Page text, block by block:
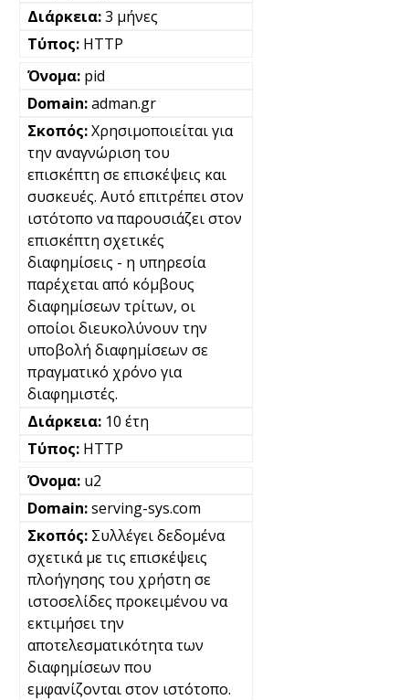
3 μήνες
HTTP
pid
adman.gr
Χρησιμοποιείται για
την αναγνώριση του
επισκέπτη σε επισκέψεις και
συσκευές. Αυτό επιτρέπει στον
ιστότοπο να παρουσιάζει στον
επισκέπτη σχετικές
διαφημίσεις - η υπηρεσία
παρέχεται από κόμβους
διαφημίσεων τρίτων, οι
οποίοι διευκολύνουν την
υποβολή διαφημίσεων σε
πραγματικό χρόνο για
διαφημιστές.
10 έτη
HTTP
u2
serving-sys.com
Συλλέγει δεδομένα
σχετικά με τις επισκέψεις
πλοήγησης του χρήστη σε
ιστοσελίδες προκειμένου να
εκτιμήσει την
αποτελεσματικότητα των
διαφημίσεων που
εμφανίζονται στον ιστότοπο.